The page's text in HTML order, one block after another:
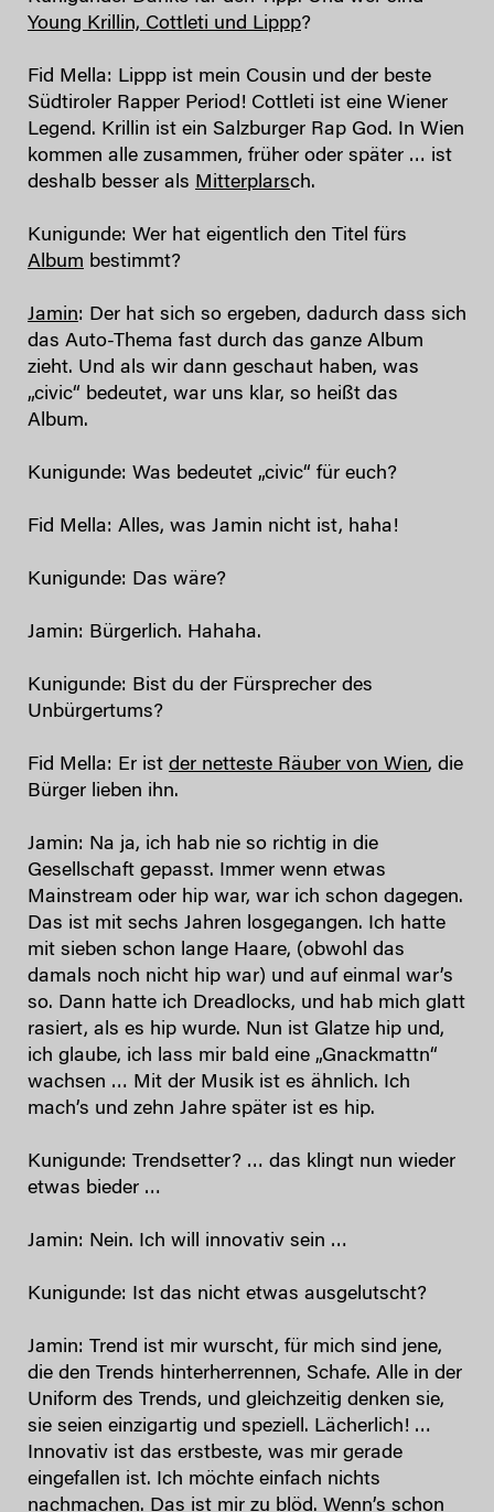
Young Krillin, Cottleti und Lippp?
Fid Mella: Lippp ist mein Cousin und der beste
Südtiroler Rapper Period! Cottleti ist eine Wiener
Legend. Krillin ist ein Salzburger Rap God. In Wien
kommen alle zusammen, früher oder später … ist
deshalb besser als Mitterplarsch.
Kunigunde: Wer hat eigentlich den Titel fürs
Album bestimmt?
Jamin: Der hat sich so ergeben, dadurch dass sich
das Auto-Thema fast durch das ganze Album
zieht. Und als wir dann geschaut haben, was
„civic“ bedeutet, war uns klar, so heißt das
Album.
Kunigunde: Was bedeutet „civic“ für euch?
Fid Mella: Alles, was Jamin nicht ist, haha!
Kunigunde: Das wäre?
Jamin: Bürgerlich. Hahaha.
Kunigunde: Bist du der Fürsprecher des
Unbürgertums?
Fid Mella: Er ist der netteste Räuber von Wien, die
Bürger lieben ihn.
Jamin: Na ja, ich hab nie so richtig in die
Gesellschaft gepasst. Immer wenn etwas
Mainstream oder hip war, war ich schon dagegen.
Das ist mit sechs Jahren losgegangen. Ich hatte
mit sieben schon lange Haare, (obwohl das
damals noch nicht hip war) und auf einmal war’s
so. Dann hatte ich Dreadlocks, und hab mich glatt
rasiert, als es hip wurde. Nun ist Glatze hip und,
ich glaube, ich lass mir bald eine „Gnackmattn“
wachsen … Mit der Musik ist es ähnlich. Ich
mach’s und zehn Jahre später ist es hip.
Kunigunde: Trendsetter? … das klingt nun wieder
etwas bieder …
Jamin: Nein. Ich will innovativ sein …
Kunigunde: Ist das nicht etwas ausgelutscht?
Jamin: Trend ist mir wurscht, für mich sind jene,
die den Trends hinterherrennen, Schafe. Alle in der
Uniform des Trends, und gleichzeitig denken sie,
sie seien einzigartig und speziell. Lächerlich! …
Innovativ ist das erstbeste, was mir gerade
eingefallen ist. Ich möchte einfach nichts
nachmachen. Das ist mir zu blöd. Wenn’s schon